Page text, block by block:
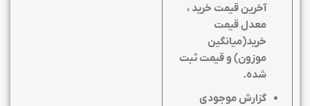
آخرین قیمت خرید ،
معدل قیمت
خرید(میانگین
موزون) و قیمت ثبت
شده.
گزارش موجودی